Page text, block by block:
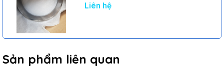
Liên hệ
Sản phẩm liên quan